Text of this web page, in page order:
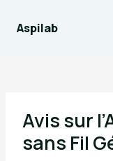
contenu
Aspilab
Avis sur
sans Fil